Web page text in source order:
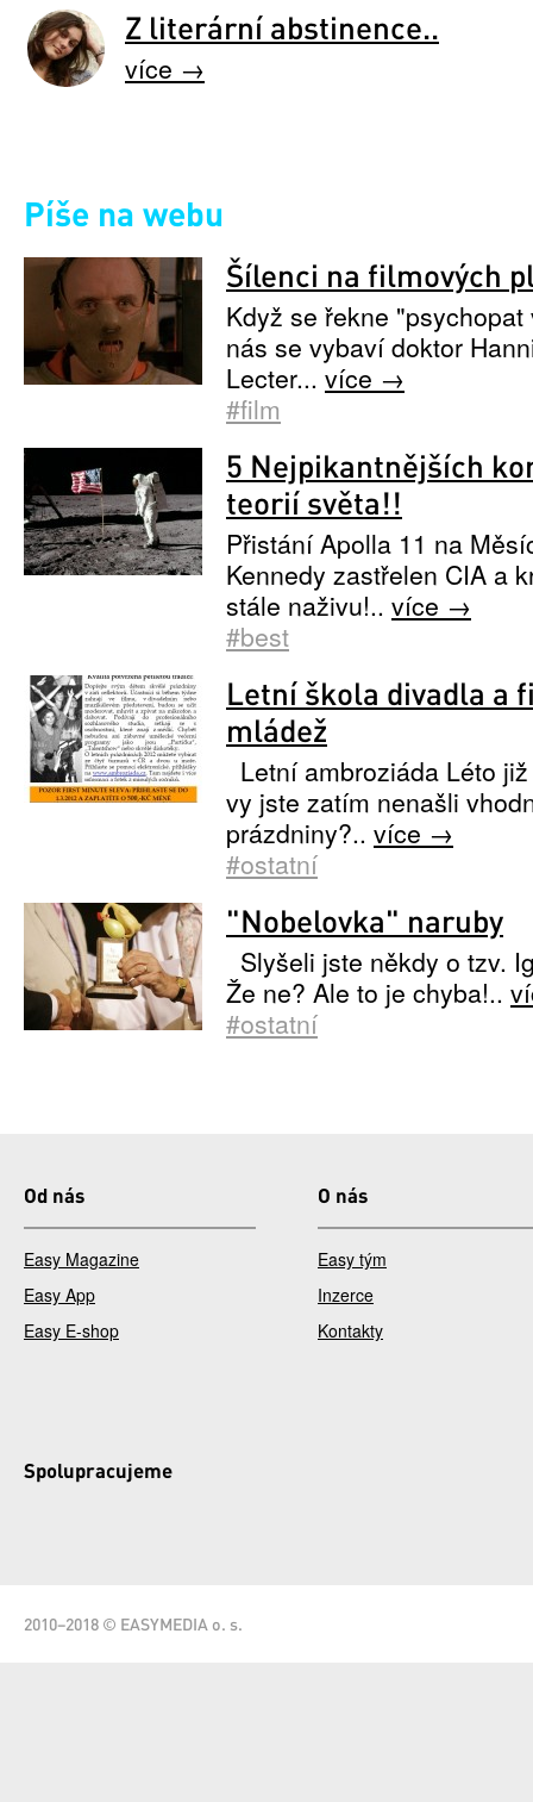
Z literární abstinence..
více →
Píše na webu
Šílenci na filmových
Když se řekne
nás se vybaví doktor
Lecter... více →
#film
5 Nejpikantnějších
teorií světa!!
Přistání Apolla 11 na
Kennedy zastřelen CIA a
stále naživu!.. více →
#best
Letní škola divadla a
mládež
Letní ambroziáda Léto
vy jste zatím nenašli
prázdniny?.. více →
#ostatní
"Nobelovka" naruby
Slyšeli jste někdy o tzv.
Že ne? Ale to je chyba!..
#ostatní
Od nás
Easy Magazine
Easy App
Easy E-shop
O nás
Easy tým
Inzerce
Kontakty
Spolupracujeme
2010–2018 © EASYMEDIA o. s.